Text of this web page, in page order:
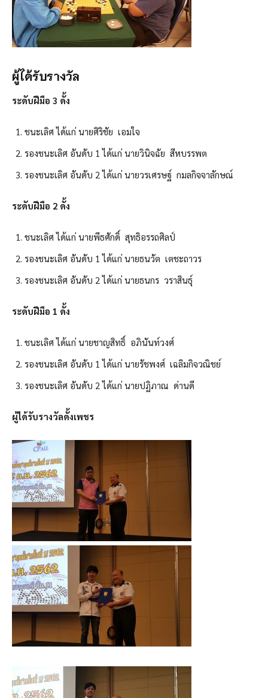
ผู้ได้รับรางวัล
ระดับฝีมือ 3 ดั้ง
ชนะเลิศ ได้แก่ นายศิริชัย เอมใจ
รองชนะเลิศ อันดับ 1 ได้แก่ นายวินิจฉัย สีหบรรพต
รองชนะเลิศ อันดับ 2 ได้แก่ นายวรเศรษฐ์ กมลกิจจาลักษณ์
ระดับฝีมือ 2 ดั้ง
ชนะเลิศ ได้แก่ นายพีธศักดิ์ สุทธิอรรถศิลป์
รองชนะเลิศ อันดับ 1 ได้แก่ นายธนวัต เตชะถาวร
รองชนะเลิศ อันดับ 2 ได้แก่ นายธนกร วราสินธุ์
ระดับฝีมือ 1 ดั้ง
ชนะเลิศ ได้แก่ นายชาญสิทธิ์ อภินันท์วงศ์
รองชนะเลิศ อันดับ 1 ได้แก่ นายรัชพงศ์ เฉลิมกิจวณิชย์
รองชนะเลิศ อันดับ 2 ได้แก่ นายปฏิภาณ ด่านดี
ผู้ได้รับรางวัลดั้งเพชร